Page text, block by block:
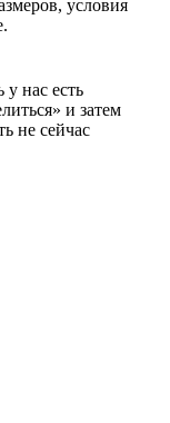
условия
у нас есть
и затем
не сейчас